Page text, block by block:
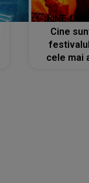
LINE-UP
Cine
cele mai